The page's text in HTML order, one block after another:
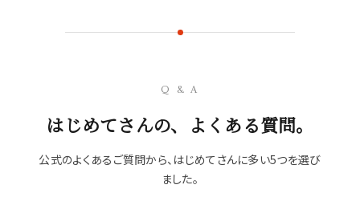
Q & A
はじめてさんの、よくある質問。
公式のよくあるご質問から、はじめてさんに多い5つを選び
ました。